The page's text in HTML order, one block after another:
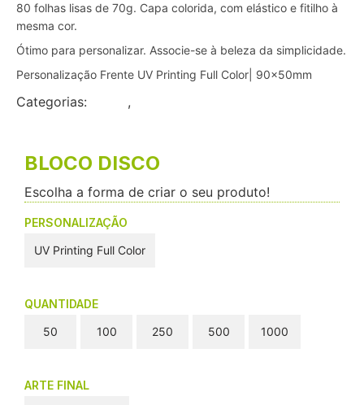
80 folhas lisas de 70g. Capa colorida, com elástico e fitilho à
mesma cor.
Ótimo para personalizar. Associe-se à beleza da simplicidade.
Personalização Frente UV Printing Full Color| 90x50mm
Categorias: ,
BLOCO DISCO
Escolha a forma de criar o seu produto!
PERSONALIZAÇÃO
UV Printing Full Color
QUANTIDADE
50
100 250 500 1000
ARTE FINAL